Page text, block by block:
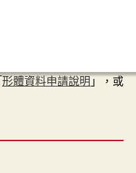
形體資料申請說明 」，或